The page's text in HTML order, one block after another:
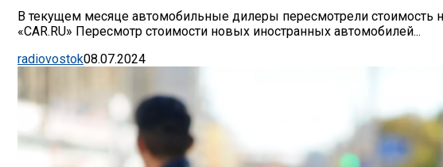
В текущем месяце автомобильные дилеры пересмотрели стоимость
«CAR.RU» Пересмотр стоимости новых иностранных автомобилей...
radiovostok08.07.2024